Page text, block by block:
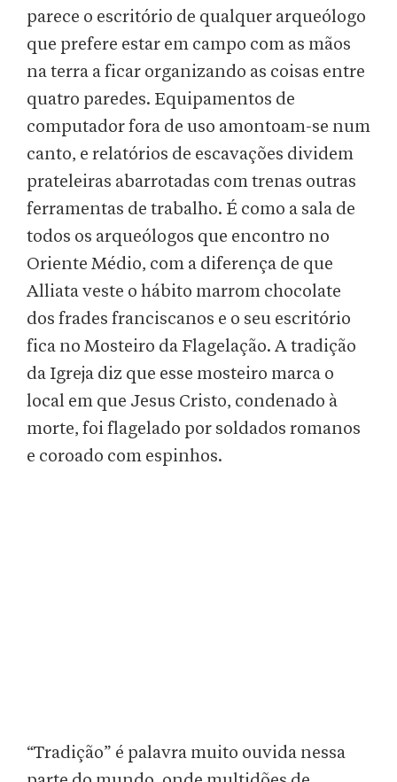
parece o escritório de qualquer arqueólogo
que prefere estar em campo com as mãos
na terra a ficar organizando as coisas entre
quatro paredes. Equipamentos de
computador fora de uso amontoam-se num
canto, e relatórios de escavações dividem
prateleiras abarrotadas com trenas outras
ferramentas de trabalho. É como a sala de
todos os arqueólogos que encontro no
Oriente Médio, com a diferença de que
Alliata veste o hábito marrom chocolate
dos frades franciscanos e o seu escritório
fica no Mosteiro da Flagelação. A tradição
da Igreja diz que esse mosteiro marca o
local em que Jesus Cristo, condenado à
morte, foi flagelado por soldados romanos
e coroado com espinhos.
“Tradição” é palavra muito ouvida nessa